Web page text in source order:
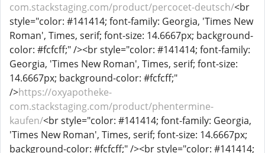
com.stackstaging.com/product/percocet-deutsch/<br
style="color: #141414; font-family: Georgia, 'Times New
Roman', Times, serif; font-size: 14.6667px; background-
color: #fcfcff;" /><br style="color: #141414; font-family:
Georgia, 'Times New Roman', Times, serif; font-size:
14.6667px; background-color: #fcfcff;"
/>https://oxyapotheke-
com.stackstaging.com/product/phentermine-
kaufen/<br style="color: #141414; font-family: Georgia,
'Times New Roman', Times, serif; font-size: 14.6667px;
background-color: #fcfcff;" /><br style="color: #141414;